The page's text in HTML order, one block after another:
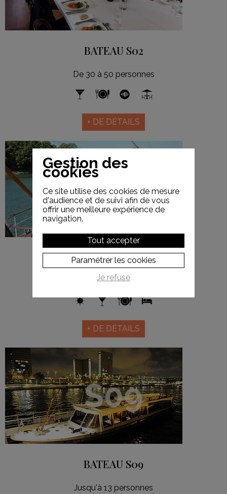
BATEAU S02
De 30 à 50 personnes
+ DE DÉTAILS
S14
BATEAU S14
Jusqu'à 12 personnes
+ DE DÉTAILS
S09
BATEAU S09
Jusqu'à 13 personnes
Gestion des
cookies
Ce site utilise des cookies de mesure
d'audience et de suivi afin de vous
offrir une meilleure expérience de
navigation.
Tout accepter
Paramétrer les cookies
Je refuse